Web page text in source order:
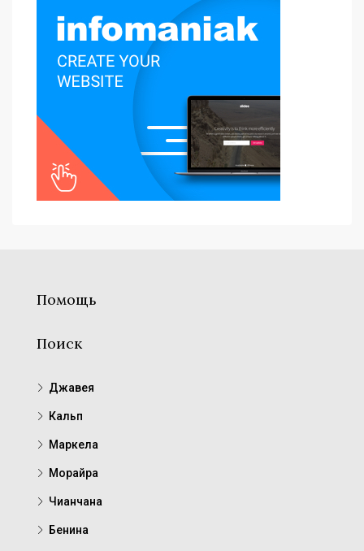
Помощь
Поиск
Джавея
Кальп
Маркела
Морайра
Чианчана
Бенина